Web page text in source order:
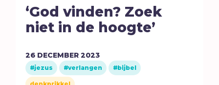
‘God vinden? Zoek
niet in de hoogte’
26 DECEMBER 2023
jezus verlangen bijbel